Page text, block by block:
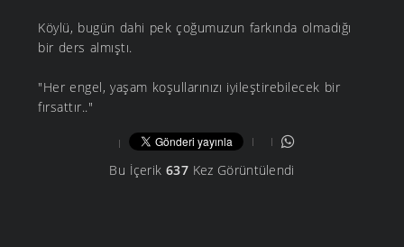
Köylü, bugün dahi pek çoğumuzun farkında olmadığı
bir ders almıştı.
"Her engel, yaşam koşullarınızı iyileştirebilecek bir
fırsattır.."
Bu İçerik 637Kez Görüntülendi